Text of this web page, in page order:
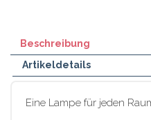
Beschreibung
Artikeldetails
Eine Lampe für jeden